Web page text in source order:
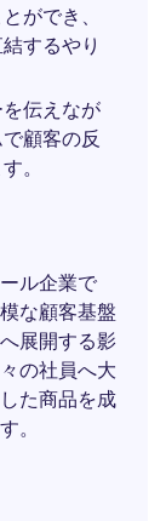
ができ、
するやり
伝えなが
顧客の反
。
ル企業で
な顧客基盤
展開する影
の社員へ大
た商品を成
。